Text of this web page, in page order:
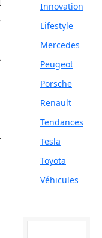
Innovation
Lifestyle
Mercedes
Peugeot
Porsche
Renault
Tendances
Tesla
Toyota
Véhicules